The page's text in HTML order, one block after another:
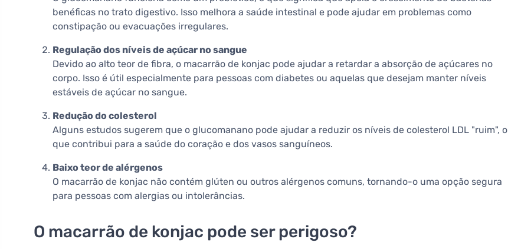
benéficas no trato digestivo. Isso melhora a saúde intestinal e pode ajudar em problemas como
constipação ou evacuações irregulares.
Regulação dos níveis de açúcar no sangue
Devido ao alto teor de fibra, o macarrão de konjac pode ajudar a retardar a absorção de açúcares no
corpo. Isso é útil especialmente para pessoas com diabetes ou aquelas que desejam manter níveis
estáveis de açúcar no sangue.
Redução do colesterol
Alguns estudos sugerem que o glucomanano pode ajudar a reduzir os níveis de colesterol LDL "ruim", o
que contribui para a saúde do coração e dos vasos sanguíneos.
Baixo teor de alérgenos
O macarrão de konjac não contém glúten ou outros alérgenos comuns, tornando-o uma opção segura
para pessoas com alergias ou intolerâncias.
O macarrão de konjac pode ser perigoso?